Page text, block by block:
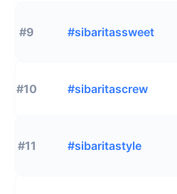
#9 #sibaritassweet
#10 #sibaritascrew
#11 #sibaritastyle